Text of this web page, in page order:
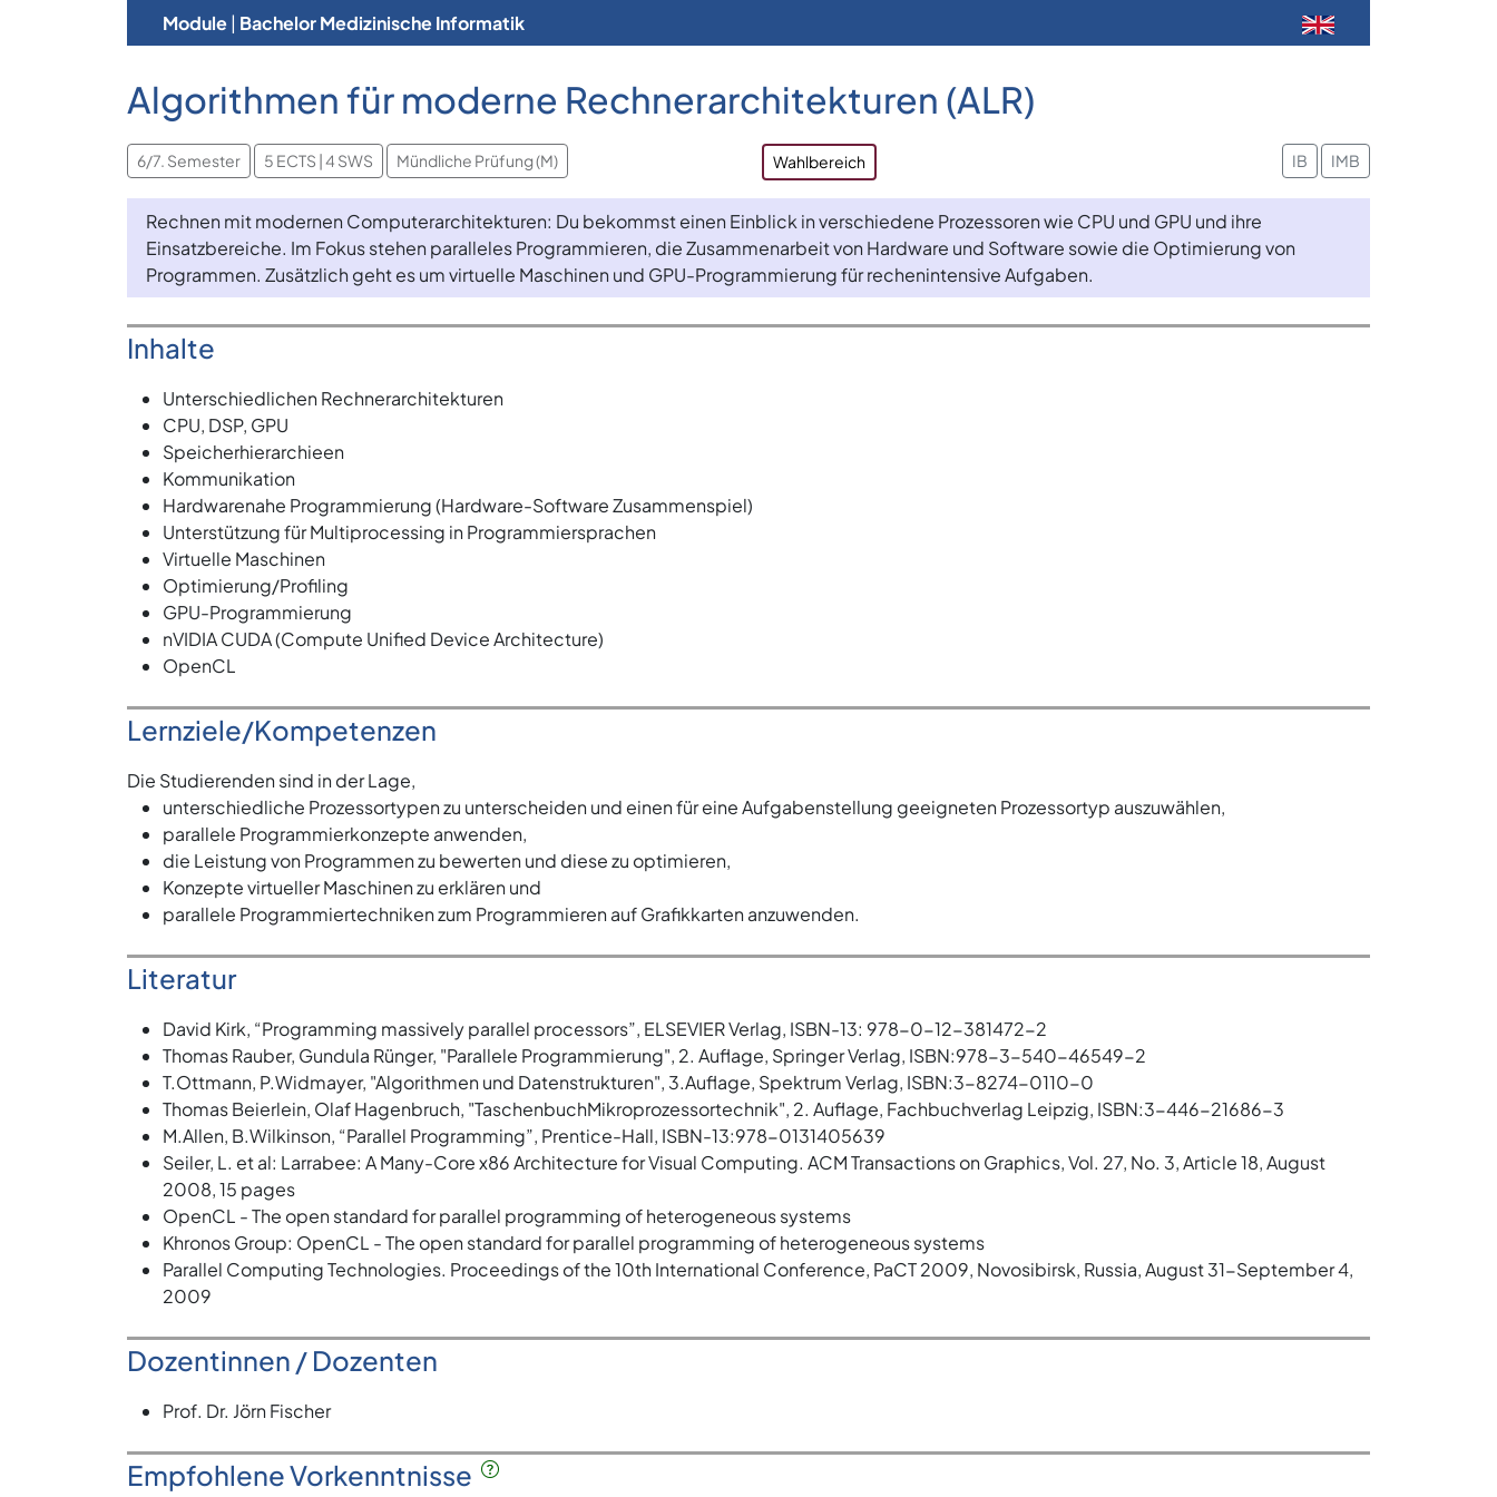
Module| Bachelor Medizinische Informatik
Algorithmen für moderne Rechnerarchitekturen (ALR)
6/7. Semester 5 ECTS | 4 SWS Mündliche Prüfung (M) Wahlbereich IB IMB
Rechnen mit modernen Computerarchitekturen: Du bekommst einen Einblick in verschiedene Prozessoren wie CPU und GPU und ihre
Einsatzbereiche. Im Fokus stehen paralleles Programmieren, die Zusammenarbeit von Hardware und Software sowie die Optimierung von
Programmen. Zusätzlich geht es um virtuelle Maschinen und GPU-Programmierung für rechenintensive Aufgaben.
Inhalte
Unterschiedlichen Rechnerarchitekturen
CPU, DSP, GPU
Speicherhierarchieen
Kommunikation
Hardwarenahe Programmierung (Hardware-Software Zusammenspiel)
Unterstützung für Multiprocessing in Programmiersprachen
Virtuelle Maschinen
Optimierung/Profiling
GPU-Programmierung
nVIDIA CUDA (Compute Unified Device Architecture)
OpenCL
Lernziele/Kompetenzen
Die Studierenden sind in der Lage,
unterschiedliche Prozessortypen zu unterscheiden und einen für eine Aufgabenstellung geeigneten Prozessortyp auszuwählen,
parallele Programmierkonzepte anwenden,
die Leistung von Programmen zu bewerten und diese zu optimieren,
Konzepte virtueller Maschinen zu erklären und
parallele Programmiertechniken zum Programmieren auf Grafikkarten anzuwenden.
Literatur
David Kirk, “Programming massively parallel processors”, ELSEVIER Verlag, ISBN-13: 978-0-12-381472-2
Thomas Rauber, Gundula Rünger, "Parallele Programmierung", 2. Auflage, Springer Verlag, ISBN:978-3-540-46549-2
T.Ottmann, P.Widmayer, "Algorithmen und Datenstrukturen", 3.Auflage, Spektrum Verlag, ISBN:3-8274-0110-0
Thomas Beierlein, Olaf Hagenbruch, "TaschenbuchMikroprozessortechnik", 2. Auflage, Fachbuchverlag Leipzig, ISBN:3-446-21686-3
M.Allen, B.Wilkinson, “Parallel Programming”, Prentice-Hall, ISBN-13:978-0131405639
Seiler, L. et al: Larrabee: A Many-Core x86 Architecture for Visual Computing. ACM Transactions on Graphics, Vol. 27, No. 3, Article 18, August
2008, 15 pages
OpenCL - The open standard for parallel programming of heterogeneous systems
Khronos Group: OpenCL - The open standard for parallel programming of heterogeneous systems
Parallel Computing Technologies. Proceedings of the 10th International Conference, PaCT 2009, Novosibirsk, Russia, August 31-September 4,
2009
Dozentinnen / Dozenten
Prof. Dr. Jörn Fischer
Empfohlene Vorkenntnisse